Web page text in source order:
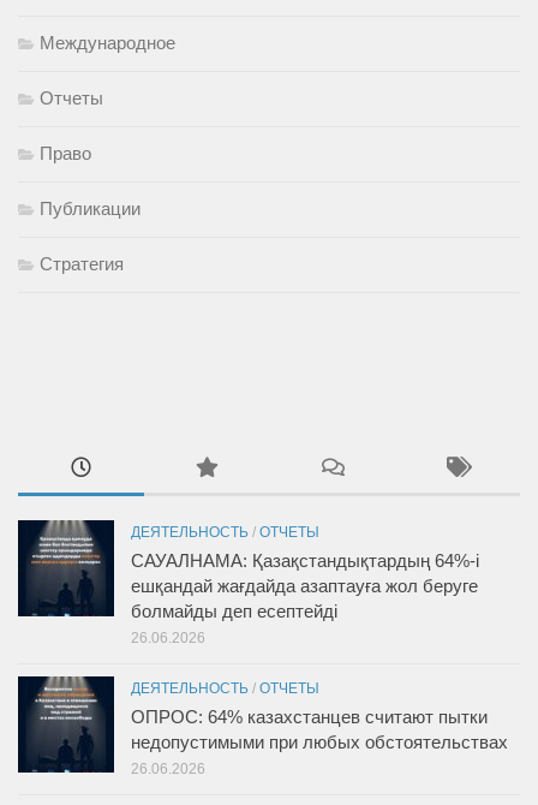
Международное
Отчеты
Право
Публикации
Стратегия
ДЕЯТЕЛЬНОСТЬ / ОТЧЕТЫ
САУАЛНАМА: Қазақстандықтардың 64%-і
ешқандай жағдайда азаптауға жол беруге
болмайды деп есептейді
26.06.2026
ДЕЯТЕЛЬНОСТЬ / ОТЧЕТЫ
ОПРОС: 64% казахстанцев считают пытки
недопустимыми при любых обстоятельствах
26.06.2026